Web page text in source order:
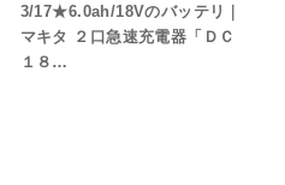
3/17★6.0ah/18Vのバッテリ｜
マキタ ２口急速充電器「ＤＣ
１８…